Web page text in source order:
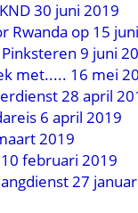
30 juni 2019
Rwanda op 15
9 juni
met..... 16 mei
28 april
6 april 2019
2019
februari 2019
27